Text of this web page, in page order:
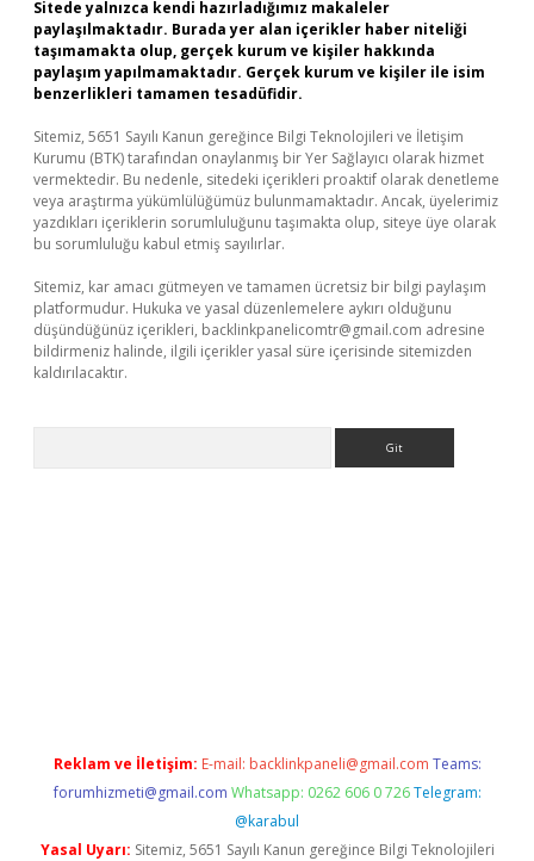
Sitede yalnızca kendi hazırladığımız makaleler
paylaşılmaktadır. Burada yer alan içerikler haber niteliği
taşımamakta olup, gerçek kurum ve kişiler hakkında
paylaşım yapılmamaktadır. Gerçek kurum ve kişiler ile isim
benzerlikleri tamamen tesadüfidir.
Sitemiz, 5651 Sayılı Kanun gereğince Bilgi Teknolojileri ve İletişim
Kurumu (BTK) tarafından onaylanmış bir Yer Sağlayıcı olarak hizmet
vermektedir. Bu nedenle, sitedeki içerikleri proaktif olarak denetleme
veya araştırma yükümlülüğümüz bulunmamaktadır. Ancak, üyelerimiz
yazdıkları içeriklerin sorumluluğunu taşımakta olup, siteye üye olarak
bu sorumluluğu kabul etmiş sayılırlar.
Sitemiz, kar amacı gütmeyen ve tamamen ücretsiz bir bilgi paylaşım
platformudur. Hukuka ve yasal düzenlemelere aykırı olduğunu
düşündüğünüz içerikleri, backlinkpanelicomtr@gmail.com adresine
bildirmeniz halinde, ilgili içerikler yasal süre içerisinde sitemizden
kaldırılacaktır.
Reklam ve İletişim: E-mail: backlinkpaneli@gmail.com Teams:
forumhizmeti@gmail.com Whatsapp: 0262 606 0 726 Telegram:
@karabul
Yasal Uyarı: Sitemiz, 5651 Sayılı Kanun gereğince Bilgi Teknolojileri